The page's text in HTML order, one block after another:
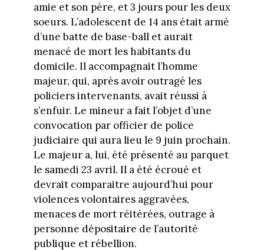
amie et son père, et 3 jours pour les deux
soeurs. L’adolescent de 14 ans était armé
d’une batte de base-ball et aurait
menacé de mort les habitants du
domicile. Il accompagnait l’homme
majeur, qui, après avoir outragé les
policiers intervenants, avait réussi à
s’enfuir. Le mineur a fait l’objet d’une
convocation par officier de police
judiciaire qui aura lieu le 9 juin prochain.
Le majeur a, lui, été présenté au parquet
le samedi 23 avril. Il a été écroué et
devrait comparaitre aujourd’hui pour
violences volontaires aggravées,
menaces de mort réitérées, outrage à
personne dépositaire de l’autorité
publique et rébellion.